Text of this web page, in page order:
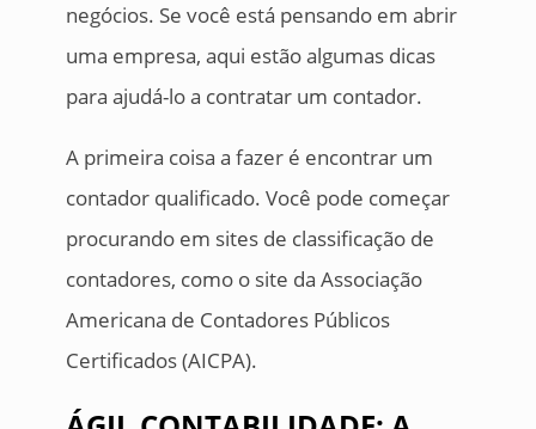
negócios. Se você está pensando em abrir
uma empresa, aqui estão algumas dicas
para ajudá-lo a contratar um contador.
A primeira coisa a fazer é encontrar um
contador qualificado. Você pode começar
procurando em sites de classificação de
contadores, como o site da Associação
Americana de Contadores Públicos
Certificados (AICPA).